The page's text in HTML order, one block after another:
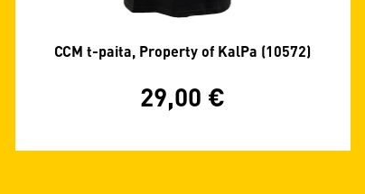
CCM t-paita, Property of KalPa (10572)
29,00 €